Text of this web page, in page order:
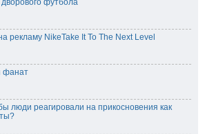
рекламу NikeTake It To The Next Level
фанат
люди реагировали на прикосновения как